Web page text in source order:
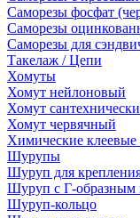
Саморезы фосфат
Саморезы
Саморезы для
Такелаж / Цепи
Хомуты
Хомут нейлоновый
Хомут
Хомут червячный
Химические клеевые
Шурупы
Шуруп для
Шуруп с Г-образным
Шуруп-кольцо